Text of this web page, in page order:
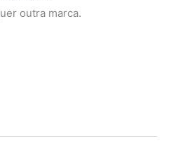
outra marca.